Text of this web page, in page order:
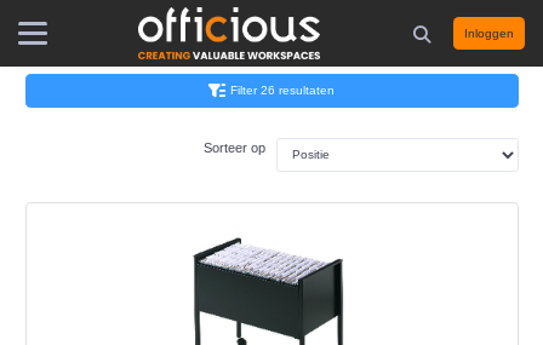
Inloggen
Filter 26 resultaten
Sorteer op